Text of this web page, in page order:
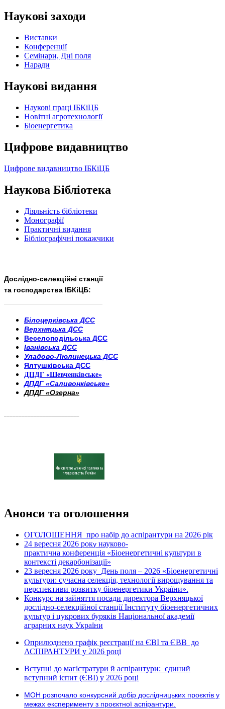
Наукові заходи
Виставки
Конференції
Семінари, Дні поля
Наради
Наукові видання
Наукові праці ІБКіЦБ
Новітні агротехнології
Бiоенергетика
Цифрове видавництво
Цифрове видавництво ІБКіЦБ
Наукова Бібліотека
Діяльність бібліотеки
Монографії
Практичні видання
Бібліографічні покажчики
Дослідно-селекційні станції
та господарства ІБКіЦБ:
Білоцерківська ДСС
Верхняцька ДСС
Веселоподільська ДСС
Іванівська ДСС
Уладово-Люлинецька ДСС
Ялтушківська ДСС
ДПДГ «Шевченківське»
ДПДГ «Саливонківське»
ДПДГ «Озерна»
Анонси та оголошення
ОГОЛОШЕННЯ про набір до аспірантури на 2026 рік
24 вересня 2026 року науково-
практична конференція «Біоенергетичні культури в
контексті декарбонізації»
23 вересня 2026 року День поля – 2026 «Біоенергетичні
культури: сучасна селекція, технології вирощування та
перспективи розвитку біоенергетики України».
Конкурс на зайняття посади директора Верхняцької
дослідно-селекційної станції Інституту біоенергетичних
культур і цукрових буряків Національної академії
аграрних наук України
Оприлюднено графік реєстрації на ЄВІ та ЄВВ до
АСПІРАНТУРИ у 2026 році
Вступні до магістратури й аспірантури: єдиний
вступний іспит (ЄВІ) у 2026 році
МОН розпочало конкурсний добір дослідницьких проєктів у
межах експерименту з проєктної аспірантури.